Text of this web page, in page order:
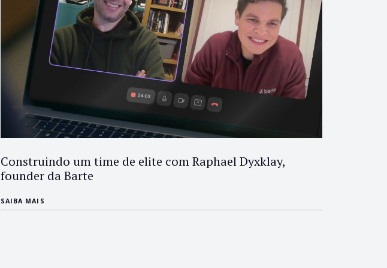
Construindo um time de elite com Raphael Dyxklay,
founder da Barte
SAIBA MAIS